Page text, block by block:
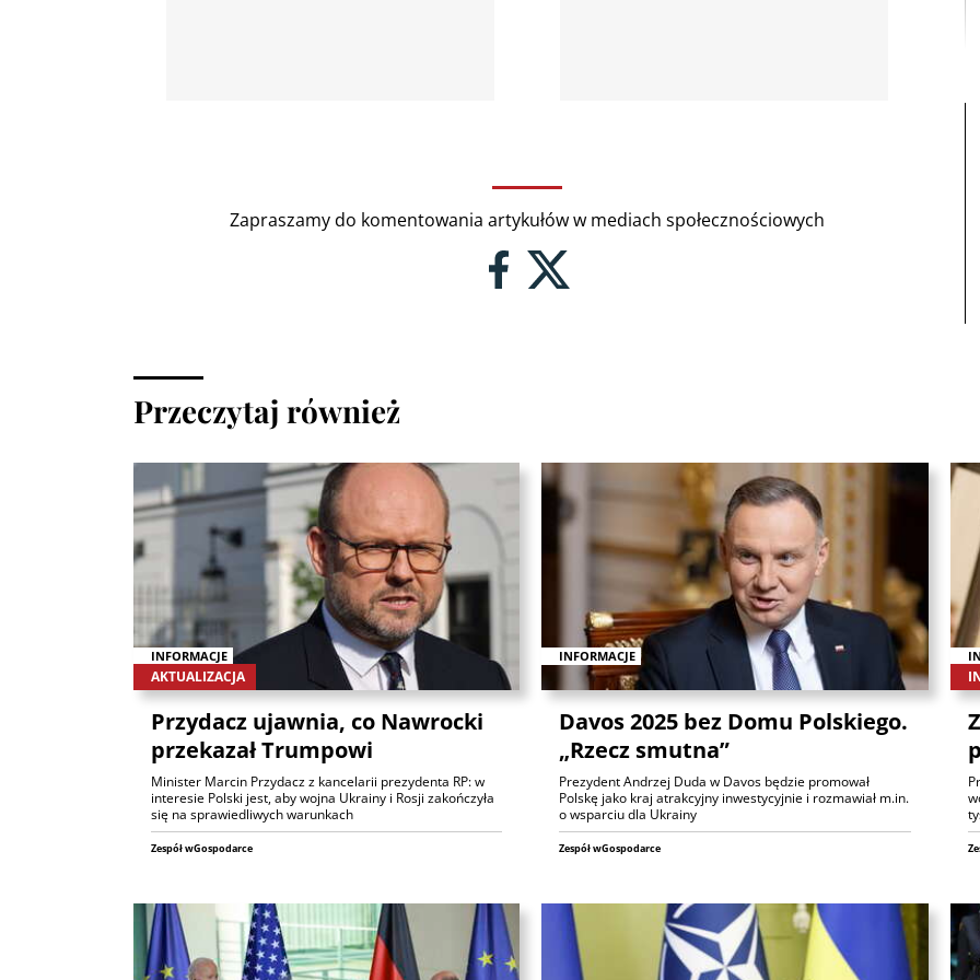
Zapraszamy do komentowania artykułów w mediach społecznościowych
Przeczytaj również
INFORMACJE
AKTUALIZACJA
Przydacz ujawnia, co Nawrocki
przekazał Trumpowi
Minister Marcin Przydacz z kancelarii prezydenta RP: w
interesie Polski jest, aby wojna Ukrainy i Rosji zakończyła
się na sprawiedliwych warunkach
Zespół wGospodarce
INFORMACJE
Davos 2025 bez Domu Polskiego.
„Rzecz smutna”
Prezydent Andrzej Duda w Davos będzie promował
Polskę jako kraj atrakcyjny inwestycyjnie i rozmawiał m.in.
o wsparciu dla Ukrainy
Zespół wGospodarce